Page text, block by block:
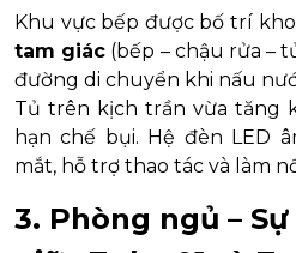
Khu vực bếp được bố trí
tam giác (bếp – chậu rửa –
đường di chuyển khi nấu
Tủ trên kịch trần vừa tăng
hạn chế bụi. Hệ đèn LED
mắt, hỗ trợ thao tác và làm
3. Phòng ngủ –